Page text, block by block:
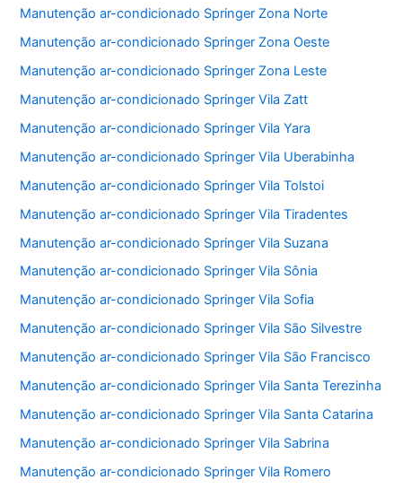
Manutenção ar-condicionado Springer Zona Norte
Manutenção ar-condicionado Springer Zona Oeste
Manutenção ar-condicionado Springer Zona Leste
Manutenção ar-condicionado Springer Vila Zatt
Manutenção ar-condicionado Springer Vila Yara
Manutenção ar-condicionado Springer Vila Uberabinha
Manutenção ar-condicionado Springer Vila Tolstoi
Manutenção ar-condicionado Springer Vila Tiradentes
Manutenção ar-condicionado Springer Vila Suzana
Manutenção ar-condicionado Springer Vila Sônia
Manutenção ar-condicionado Springer Vila Sofia
Manutenção ar-condicionado Springer Vila São Silvestre
Manutenção ar-condicionado Springer Vila São Francisco
Manutenção ar-condicionado Springer Vila Santa Terezinha
Manutenção ar-condicionado Springer Vila Santa Catarina
Manutenção ar-condicionado Springer Vila Sabrina
Manutenção ar-condicionado Springer Vila Romero